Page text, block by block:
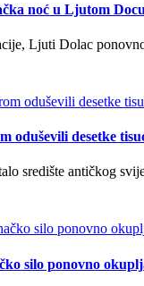
noć u Ljutom
Ljuti Dolac
oduševili desetke
središte antičkog
silo ponovno